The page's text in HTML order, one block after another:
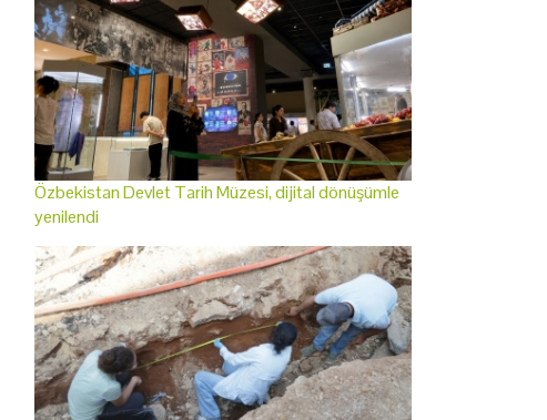
Özbekistan Devlet Tarih Müzesi, dijital dönüşümle
yenilendi